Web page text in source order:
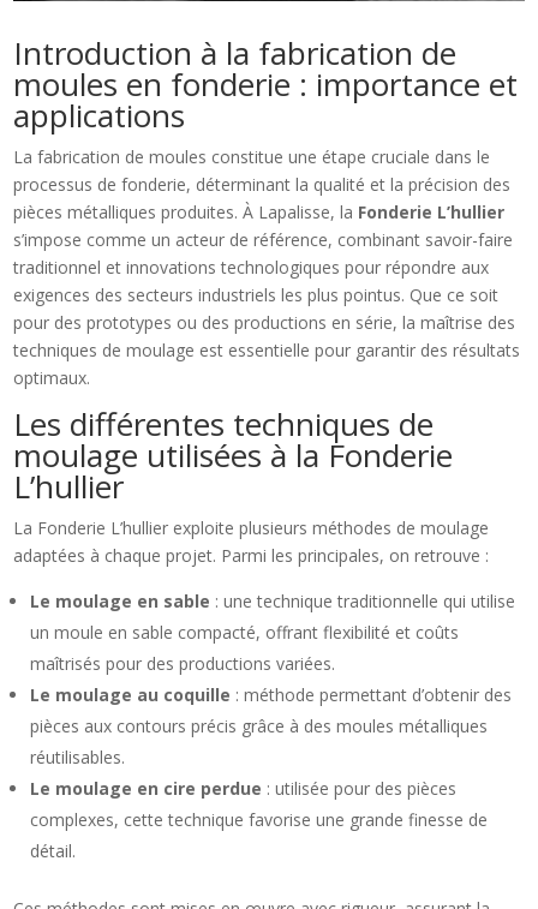
Introduction à la fabrication de
moules en fonderie : importance et
applications
La fabrication de moules constitue une étape cruciale dans le
processus de fonderie, déterminant la qualité et la précision des
pièces métalliques produites. À Lapalisse, la Fonderie L’hullier
s’impose comme un acteur de référence, combinant savoir-faire
traditionnel et innovations technologiques pour répondre aux
exigences des secteurs industriels les plus pointus. Que ce soit
pour des prototypes ou des productions en série, la maîtrise des
techniques de moulage est essentielle pour garantir des résultats
optimaux.
Les différentes techniques de
moulage utilisées à la Fonderie
L’hullier
La Fonderie L’hullier exploite plusieurs méthodes de moulage
adaptées à chaque projet. Parmi les principales, on retrouve :
Le moulage en sable : une technique traditionnelle qui utilise
un moule en sable compacté, offrant flexibilité et coûts
maîtrisés pour des productions variées.
Le moulage au coquille : méthode permettant d’obtenir des
pièces aux contours précis grâce à des moules métalliques
réutilisables.
Le moulage en cire perdue : utilisée pour des pièces
complexes, cette technique favorise une grande finesse de
détail.